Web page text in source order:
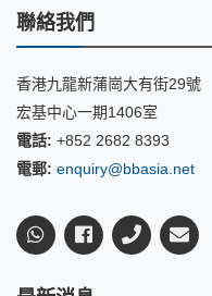
聯絡我們
香港九龍新蒲崗大有街29號
宏基中心一期1406室
電話: +852 2682 8393
電郵: enquiry@bbasia.net